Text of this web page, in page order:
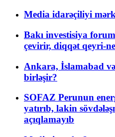
Media idarəçiliyi
Bakı investisiya
çevirir, diqqət qeyri-
Ankara, İslamabad
birləşir?
SOFAZ Perunun
yatırıb, lakin
açıqlamayıb